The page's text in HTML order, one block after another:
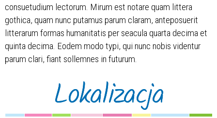
consuetudium lectorum. Mirum est notare quam littera
gothica, quam nunc putamus parum claram, anteposuerit
litterarum formas humanitatis per seacula quarta decima et
quinta decima. Eodem modo typi, qui nunc nobis videntur
parum clari, fiant sollemnes in futurum.
Lokalizacja